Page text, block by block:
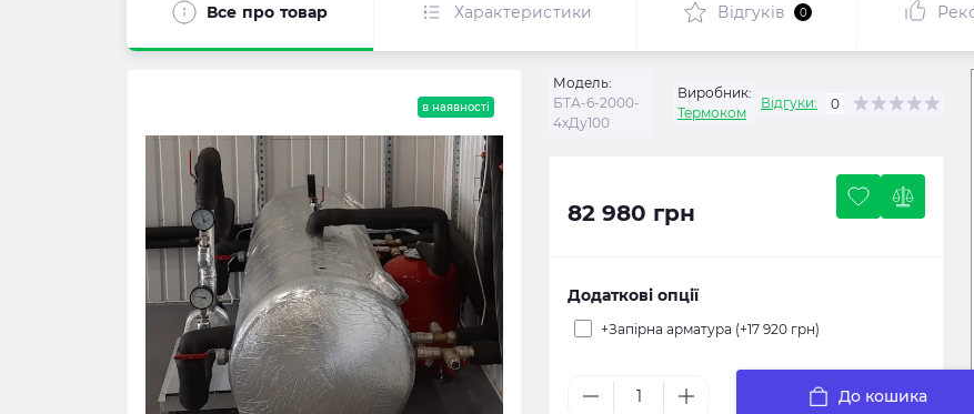
Все про товар Характеристики Відгуків 0
в наявності
Модель:
БТА-6-2000-
4хДу100
Виробник:
Термоком
Відгуки: 0
82 980 грн
Додаткові опції
+Запірна арматура (+17 920 грн)
До кошика